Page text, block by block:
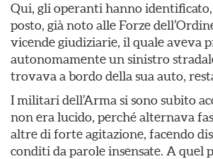
Qui, gli operanti hanno identificato,
posto, già noto alle Forze
vicende giudiziarie, il quale aveva
autonomamente un sinistro
trovava a bordo della sua auto,
I militari dell’Arma si sono subito
non era lucido, perché alternava
altre di forte agitazione, facendo
conditi da parole insensate. A quel